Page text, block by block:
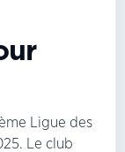
Ligue des
Le club